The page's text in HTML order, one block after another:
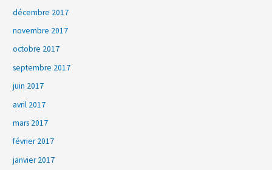
décembre 2017
novembre 2017
octobre 2017
septembre 2017
juin 2017
avril 2017
mars 2017
février 2017
janvier 2017